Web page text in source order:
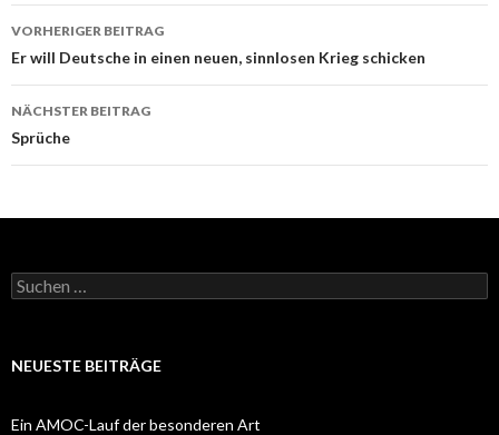
Beitrags-
Navigation
VORHERIGER BEITRAG
Er will Deutsche in einen neuen, sinnlosen Krieg schicken
NÄCHSTER BEITRAG
Sprüche
Suchen
nach:
NEUESTE BEITRÄGE
Ein AMOC-Lauf der besonderen Art